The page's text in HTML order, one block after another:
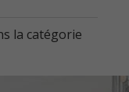
la catégorie